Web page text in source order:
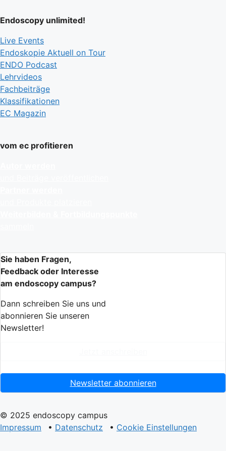
Endoscopy unlimited!
Live Events
Endoskopie Aktuell on Tour
ENDO Podcast
Lehrvideos
Fachbeiträge
Klassifikationen
EC Magazin
vom ec profitieren
Sie haben Fragen,
Feedback oder Interesse
am endoscopy campus?
Dann schreiben Sie uns und
abonnieren Sie unseren
Newsletter!
Newsletter abonnieren
© 2025 endoscopy campus
Impressum
• Datenschutz • Cookie Einstellungen